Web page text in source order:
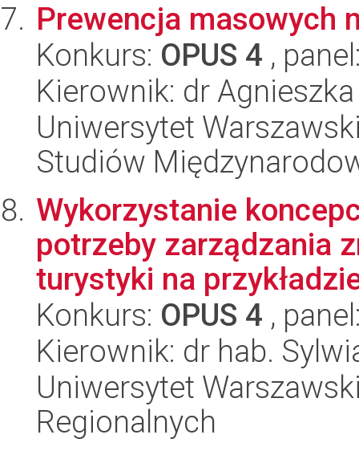
Prewencja masowych
Konkurs: OPUS 4 ,
Kierownik: dr
Uniwersytet
Studiów
Wykorzystanie
potrzeby zarządzania
turystyki na
Konkurs: OPUS 4 ,
Kierownik: dr hab.
Uniwersytet
Regionalnych